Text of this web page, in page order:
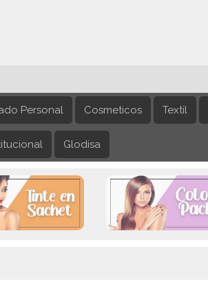
Personal Cosmeticos Textil
Glodisa